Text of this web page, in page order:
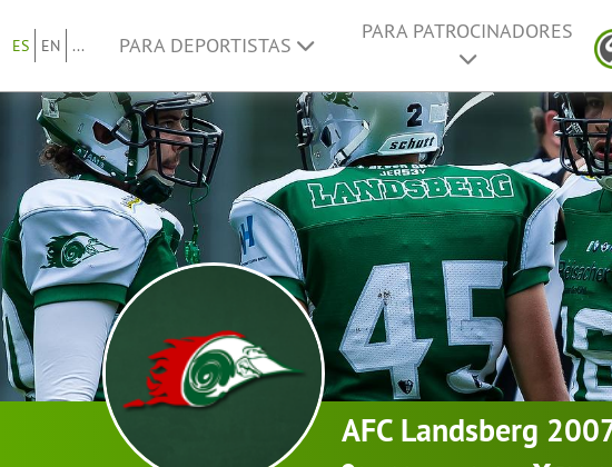
ES EN ... PARA DEPORTISTAS
PARA PATROCINADORES
AFC Landsberg